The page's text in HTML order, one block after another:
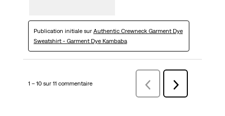
Publication initiale sur Authentic Crewneck Garment Dye
Sweatshirt - Garment Dye Kambaba
1 – 10 sur 11 commentaire Précédentcommentaire
Suivant
commentaire